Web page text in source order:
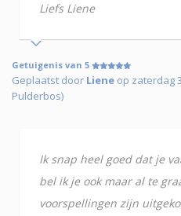
Liefs Liene
Getuigenis van 5
Geplaatst door Liene op zaterdag
Pulderbos)
Ik snap heel goed dat je
bel ik je ook maar al te
voorspellingen zijn